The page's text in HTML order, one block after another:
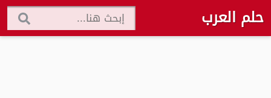
حلم العرب